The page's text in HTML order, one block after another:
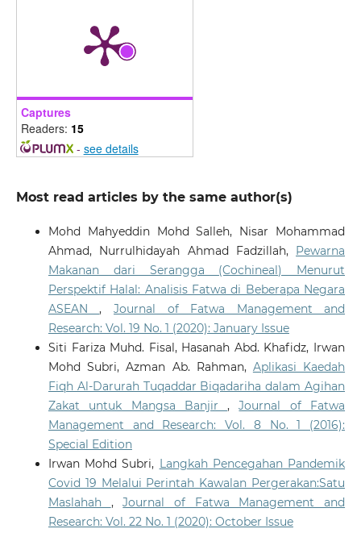
Captures
Readers: 15
- see details
Most read articles by the same author(s)
Mohd Mahyeddin Mohd Salleh, Nisar Mohammad
Ahmad, Nurrulhidayah Ahmad Fadzillah, Pewarna
Makanan dari Serangga (Cochineal) Menurut
Perspektif Halal: Analisis Fatwa di Beberapa Negara
ASEAN, Journal of Fatwa Management and
Research: Vol. 19 No. 1 (2020): January Issue
Siti Fariza Muhd. Fisal, Hasanah Abd. Khafidz, Irwan
Mohd Subri, Azman Ab. Rahman, Aplikasi Kaedah
Fiqh Al-Darurah Tuqaddar Biqadariha dalam Agihan
Zakat untuk Mangsa Banjir,Journal of Fatwa
Management and Research: Vol. 8 No. 1 (2016):
Special Edition
Irwan Mohd Subri, Langkah Pencegahan Pandemik
Covid 19 Melalui Perintah Kawalan Pergerakan:Satu
Maslahah ,Journal of Fatwa Management and
Research: Vol. 22 No. 1 (2020): October Issue